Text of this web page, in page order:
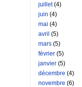
juillet(4)
juin (4)
mai (4)
avril (5)
mars (5)
février (5)
janvier (5)
décembre (4)
novembre (6)